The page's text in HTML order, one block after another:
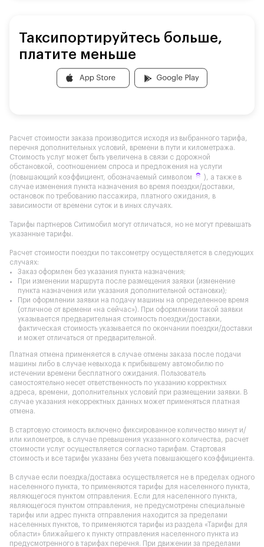
Таксипортируйтесь больше,
платите меньше
Расчет стоимости заказа производится исходя из выбранного тарифа,
перечня дополнительных условий, времени в пути и километража.
Стоимость услуг может быть увеличена в связи с дорожной
обстановкой, соотношением спроса и предложения на услуги
(повышающий коэффициент, обозначаемый символом
), а также в
случае изменения пункта назначения во время поездки/доставки,
остановок по требованию пассажира, платного ожидания, в
зависимости от времени суток и в иных случаях.
Тарифы партнеров Ситимобил могут отличаться, но не могут превышать
указанные тарифы.
Расчет стоимости поездки по таксометру осуществляется в следующих
случаях:
Заказ оформлен без указания пункта назначения;
При изменении маршрута после размещения заявки (изменение
пункта назначения или указания дополнительной остановки);
При оформлении заявки на подачу машины на определенное время
(отличное от времени «на сейчас»). При оформлении такой заявки
указывается предварительная стоимость поездки/доставки,
фактическая стоимость указывается по окончании поездки/доставки
и может отличаться от предварительной.
Платная отмена применяется в случае отмены заказа после подачи
машины либо в случае невыхода к прибывшему автомобилю по
истечении времени бесплатного ожидания. Пользователь
самостоятельно несет ответственность по указанию корректных
адреса, времени, дополнительных условий при размещении заявки. В
случае указания некорректных данных может применяться платная
отмена.
В стартовую стоимость включено фиксированное количество минут и/
или километров, в случае превышения указанного количества, расчет
стоимости услуг осуществляется согласно тарифам. Стартовая
стоимость и все тарифы указаны без учета повышающего коэффициента.
В случае если поездка/доставка осуществляется не в пределах одного
населенного пункта, то применяются тарифы для населенного пункта,
являющегося пунктом отправления. Если для населенного пункта,
являющегося пунктом отправления, не предусмотрены специальные
тарифы или адрес пункта отправления находится за пределами
населенных пунктов, то применяются тарифы из раздела «Тарифы для
области» ближайшего к пункту отправления населенного пункта из
предусмотренного в тарифах перечня. При движении за пределами